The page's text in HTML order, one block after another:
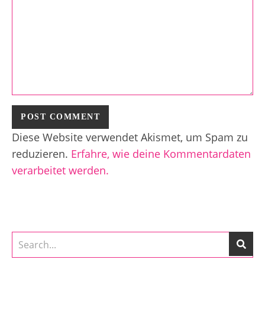
Diese Website verwendet Akismet, um Spam zu
reduzieren. Erfahre, wie deine Kommentardaten
verarbeitet werden.